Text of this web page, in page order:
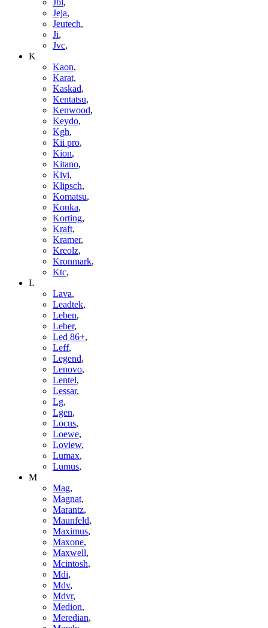
Jeja,
Jeutech,
Ji,
Jvc,
K
Kaon,
Karat,
Kaskad,
Kentatsu,
Kenwood,
Keydo,
Kgh,
Kii pro,
Kion,
Kitano,
Kivi,
Klipsch,
Komatsu,
Konka,
Korting,
Kraft,
Kramer,
Kreolz,
Kronmark,
Ktc,
L
Lava,
Leadtek,
Leben,
Leber,
Led 86+,
Leff,
Legend,
Lenovo,
Lentel,
Lessar,
Lg,
Lgen,
Locus,
Loewe,
Loview,
Lumax,
Lumus,
M
Mag,
Magnat,
Marantz,
Maunfeld,
Maximus,
Maxone,
Maxwell,
Mcintosh,
Mdi,
Mdv,
Mdvr,
Medion,
Meredian,